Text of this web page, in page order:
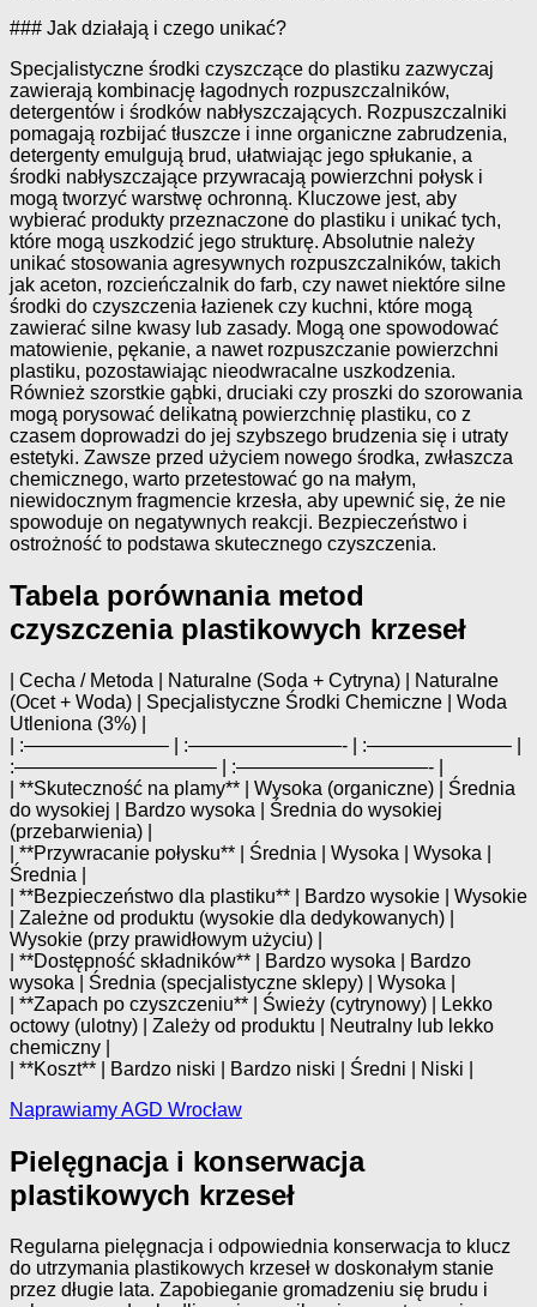
### Jak działają i czego unikać?
Specjalistyczne środki czyszczące do plastiku zazwyczaj
zawierają kombinację łagodnych rozpuszczalników,
detergentów i środków nabłyszczających. Rozpuszczalniki
pomagają rozbijać tłuszcze i inne organiczne zabrudzenia,
detergenty emulgują brud, ułatwiając jego spłukanie, a
środki nabłyszczające przywracają powierzchni połysk i
mogą tworzyć warstwę ochronną. Kluczowe jest, aby
wybierać produkty przeznaczone do plastiku i unikać tych,
które mogą uszkodzić jego strukturę. Absolutnie należy
unikać stosowania agresywnych rozpuszczalników, takich
jak aceton, rozcieńczalnik do farb, czy nawet niektóre silne
środki do czyszczenia łazienek czy kuchni, które mogą
zawierać silne kwasy lub zasady. Mogą one spowodować
matowienie, pękanie, a nawet rozpuszczanie powierzchni
plastiku, pozostawiając nieodwracalne uszkodzenia.
Również szorstkie gąbki, druciaki czy proszki do szorowania
mogą porysować delikatną powierzchnię plastiku, co z
czasem doprowadzi do jej szybszego brudzenia się i utraty
estetyki. Zawsze przed użyciem nowego środka, zwłaszcza
chemicznego, warto przetestować go na małym,
niewidocznym fragmencie krzesła, aby upewnić się, że nie
spowoduje on negatywnych reakcji. Bezpieczeństwo i
ostrożność to podstawa skutecznego czyszczenia.
Tabela porównania metod
czyszczenia plastikowych krzeseł
| Cecha / Metoda | Naturalne (Soda + Cytryna) | Naturalne
(Ocet + Woda) | Specjalistyczne Środki Chemiczne | Woda
Utleniona (3%) |
| :———————– | :————————- | :———————– |
:——————————– | :——————————- |
| **Skuteczność na plamy** | Wysoka (organiczne) | Średnia
do wysokiej | Bardzo wysoka | Średnia do wysokiej
(przebarwienia) |
| **Przywracanie połysku** | Średnia | Wysoka | Wysoka |
Średnia |
| **Bezpieczeństwo dla plastiku** | Bardzo wysokie | Wysokie
| Zależne od produktu (wysokie dla dedykowanych) |
Wysokie (przy prawidłowym użyciu) |
| **Dostępność składników** | Bardzo wysoka | Bardzo
wysoka | Średnia (specjalistyczne sklepy) | Wysoka |
| **Zapach po czyszczeniu** | Świeży (cytrynowy) | Lekko
octowy (ulotny) | Zależy od produktu | Neutralny lub lekko
chemiczny |
| **Koszt** | Bardzo niski | Bardzo niski | Średni | Niski |
Naprawiamy AGD Wrocław
Pielęgnacja i konserwacja
plastikowych krzeseł
Regularna pielęgnacja i odpowiednia konserwacja to klucz
do utrzymania plastikowych krzeseł w doskonałym stanie
przez długie lata. Zapobieganie gromadzeniu się brudu i